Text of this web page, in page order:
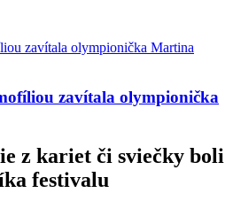
zavítala olympionička
z kariet či sviečky boli
festivalu